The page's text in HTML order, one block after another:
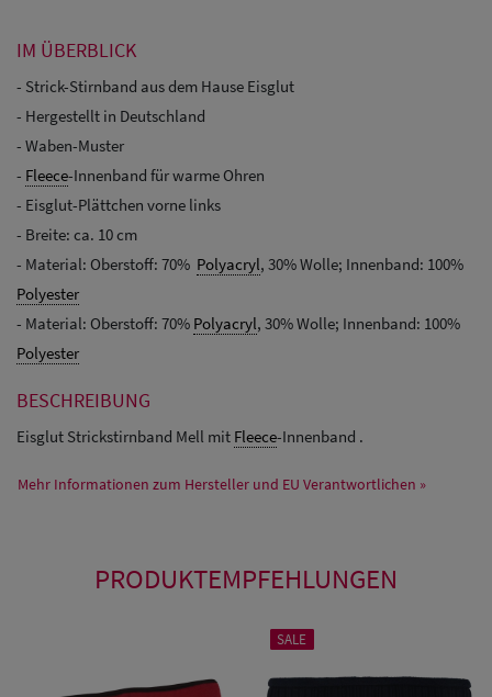
IM ÜBERBLICK
- Strick-Stirnband aus dem Hause Eisglut
- Hergestellt in Deutschland
- Waben-Muster
- Fleece-Innenband für warme Ohren
- Eisglut-Plättchen vorne links
- Breite: ca. 10 cm
- Material: Oberstoff: 70% Polyacryl, 30% Wolle; Innenband: 100%
Polyester
- Material: Oberstoff: 70% Polyacryl, 30% Wolle; Innenband: 100%
Polyester
BESCHREIBUNG
Eisglut Strickstirnband Mell mit Fleece-Innenband .
Mehr Informationen zum Hersteller und EU Verantwortlichen »
PRODUKTEMPFEHLUNGEN
SALE